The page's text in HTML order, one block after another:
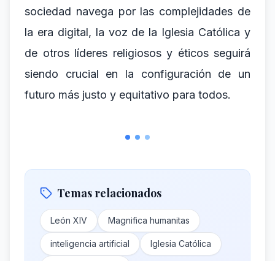
sociedad navega por las complejidades de
la era digital, la voz de la Iglesia Católica y
de otros líderes religiosos y éticos seguirá
siendo crucial en la configuración de un
futuro más justo y equitativo para todos.
Temas relacionados
León XIV Magnifica humanitas
inteligencia artificial Iglesia Católica